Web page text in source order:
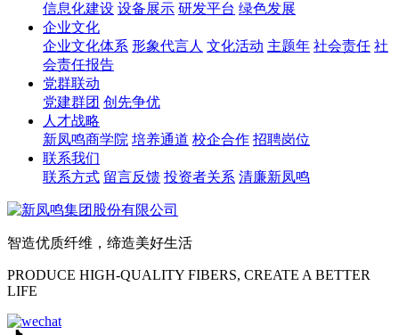
信息化建设 设备展示 研发平台 绿色发展
企业文化
企业文化体系 形象代言人 文化活动 主题年 社会责任 社
会责任报告
党群联动
党建群团 创先争优
人才战略
新凤鸣商学院 培养通道 校企合作 招聘岗位
联系我们
联系方式 留言反馈 投资者关系 清廉新凤鸣
智造优质纤维，缔造美好生活
PRODUCE HIGH-QUALITY FIBERS, CREATE A BETTER
LIFE